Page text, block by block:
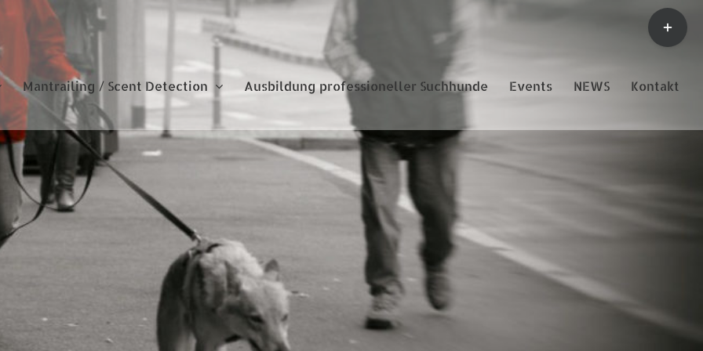
Mantrailing / Scent Detection Ausbildung professioneller Suchhunde Events NEWS Kontakt
Toggle
Sliding
Bar